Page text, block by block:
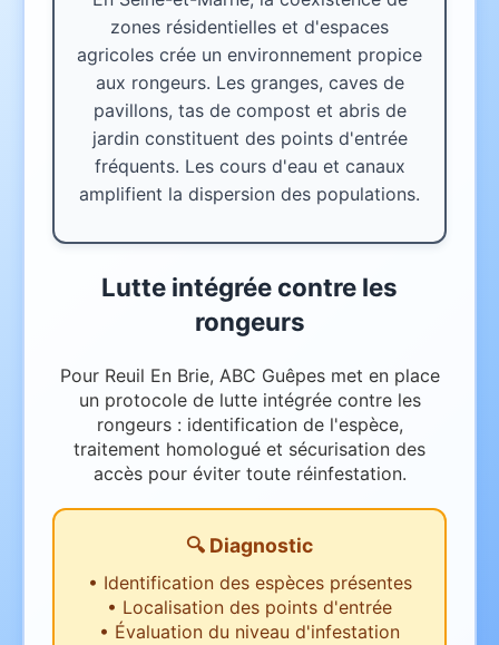
zones résidentielles et d'espaces
agricoles crée un environnement propice
aux rongeurs. Les granges, caves de
pavillons, tas de compost et abris de
jardin constituent des points d'entrée
fréquents. Les cours d'eau et canaux
amplifient la dispersion des populations.
Lutte intégrée contre les
rongeurs
Pour Reuil En Brie, ABC Guêpes met en place
un protocole de lutte intégrée contre les
rongeurs : identification de l'espèce,
traitement homologué et sécurisation des
accès pour éviter toute réinfestation.
🔍 Diagnostic
• Identification des espèces présentes
• Localisation des points d'entrée
• Évaluation du niveau d'infestation